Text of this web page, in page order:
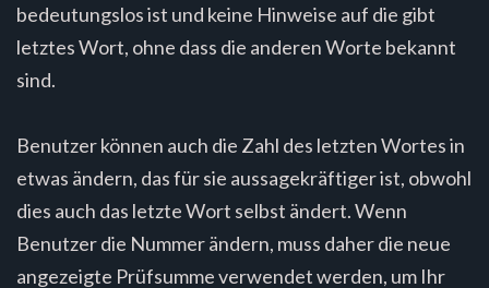
bedeutungslos ist und keine Hinweise auf die gibt
letztes Wort, ohne dass die anderen Worte bekannt
sind.
Benutzer können auch die Zahl des letzten Wortes in
etwas ändern, das für sie aussagekräftiger ist, obwohl
dies auch das letzte Wort selbst ändert. Wenn
Benutzer die Nummer ändern, muss daher die neue
angezeigte Prüfsumme verwendet werden, um Ihr